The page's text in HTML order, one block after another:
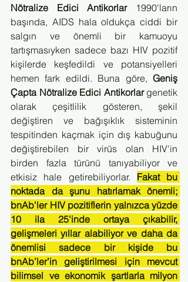
Nötralize Edici Antikorlar 1990'ların
başında, AIDS hala oldukça ciddi bir
salgın ve önemli bir kamuoyu
tartışmasıyken sadece bazı HIV pozitif
kişilerde keşfedildi ve potansiyelleri
hemen fark edildi. Buna göre, Geniş
Çapta Nötralize Edici Antikorlar genetik
olarak çeşitlilik gösteren, şekil
değiştiren ve bağışıklık sisteminin
tespitinden kaçmak için dış kabuğunu
değiştirebilen bir virüs olan HIV'in
birden fazla türünü tanıyabiliyor ve
etkisiz hale getirebiliyorlar. Fakat bu
noktada da şunu hatırlamak önemli;
bnAb'ler HIV pozitiflerin yalnızca yüzde
10 ila 25'inde ortaya çıkabilir,
gelişmeleri yıllar alabiliyor ve daha da
önemlisi sadece bir kişide bu
bnAb’ler’in geliştirilmesi için mevcut
bilimsel ve ekonomik şartlarla milyon